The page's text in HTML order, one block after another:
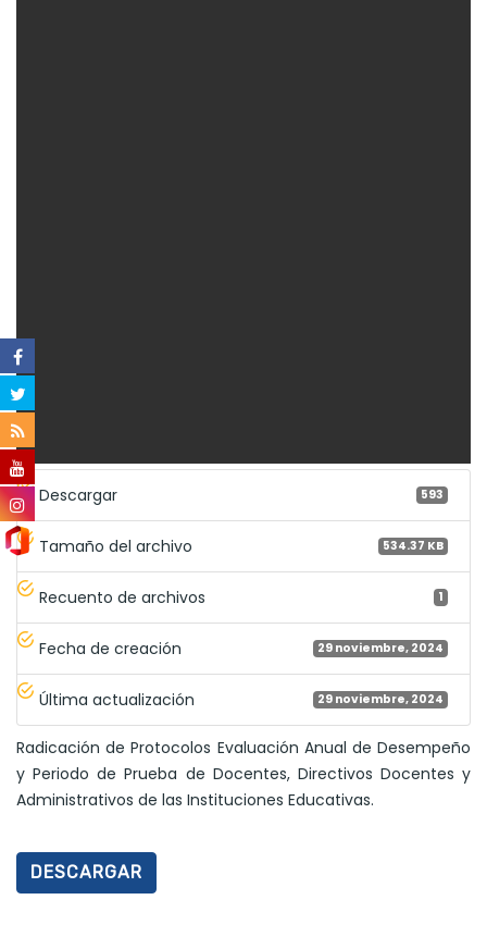
Descargar 593
Tamaño del archivo 534.37 KB
Recuento de archivos 1
Fecha de creación 29 noviembre, 2024
Última actualización 29 noviembre, 2024
Radicación de Protocolos Evaluación Anual de Desempeño
y Periodo de Prueba de Docentes, Directivos Docentes y
Administrativos de las Instituciones Educativas.
DESCARGAR